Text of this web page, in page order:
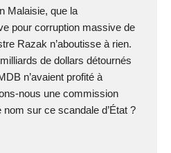
Malaisie, que la
pour corruption massive de
Razak n’aboutisse à rien.
de dollars détournés
n’avaient profité à
nous une commission
nom sur ce scandale d’État ?